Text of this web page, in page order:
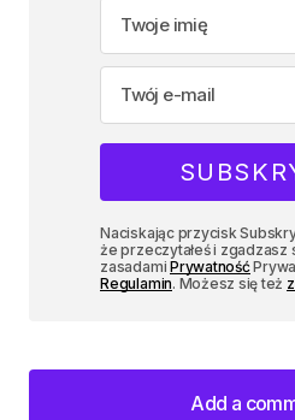
Naciskając przycisk
że przeczytałeś i zgadzasz
zasadamiPrywatność
Regulamin. Możesz się też
Add a